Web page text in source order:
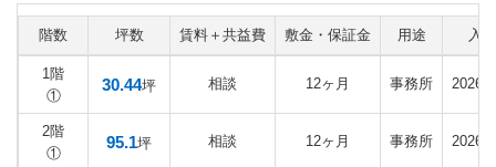
階数 坪数 賃料＋共益費 敷金・保証金 用途 入
1階
①
30.44坪 相談 12ヶ月 事務所 2026
2階
①
95.1坪 相談 12ヶ月 事務所 2026